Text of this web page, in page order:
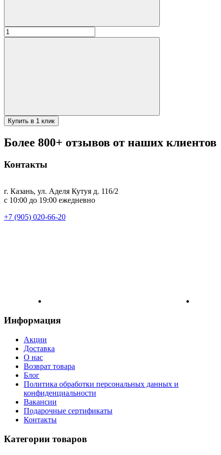
Количество
товара
Купить в 1 клик
Более 800+ отзывов от наших клиентов
Контакты
г. Казань, ул. Аделя Кутуя д. 116/2
с 10:00 до 19:00 ежедневно
+7 (905) 020-66-20
Информация
Акции
Доставка
О нас
Возврат товара
Блог
Политика обработки персональных данных и
конфиденциальности
Вакансии
Подарочные сертификаты
Контакты
Категории товаров